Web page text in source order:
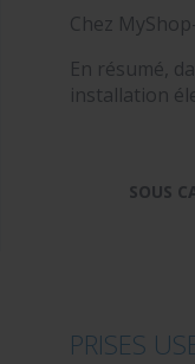
Chez
En résumé,
installation
SOUS
PRISES